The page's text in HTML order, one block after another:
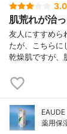
肌荒れが治っ
友人にすすめら
たが、こちらに
乾燥肌ですが、
薬用保